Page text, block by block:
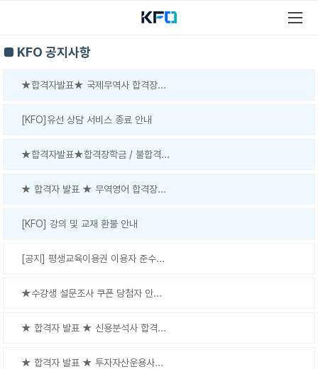
■ KFO 공지사항
★합격자발표★ 국제무역사 합격장...
[KFO]유선 상담 서비스 종료 안내
★합격자발표★합격장학금 / 불합격...
★ 합격자 발표 ★ 무역영어 합격장...
[KFO] 강의 및 교재 환불 안내
[공지] 평생교육이용권 이용자 준수...
★수강생 설문조사 쿠폰 당첨자 안...
★ 합격자 발표 ★ 신용분석사 합격...
★ 합격자 발표 ★ 투자자산운용사...